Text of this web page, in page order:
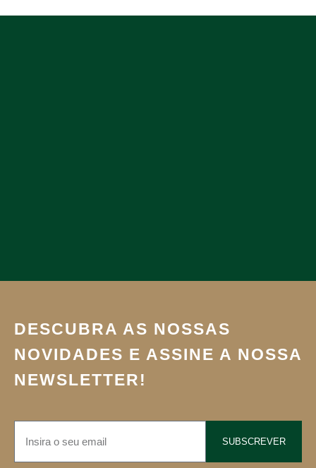
DESCUBRA AS NOSSAS
NOVIDADES E ASSINE A NOSSA
NEWSLETTER!
SUBSCREVER